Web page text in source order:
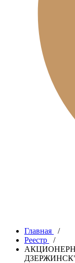
Главная
/
Реестр
/